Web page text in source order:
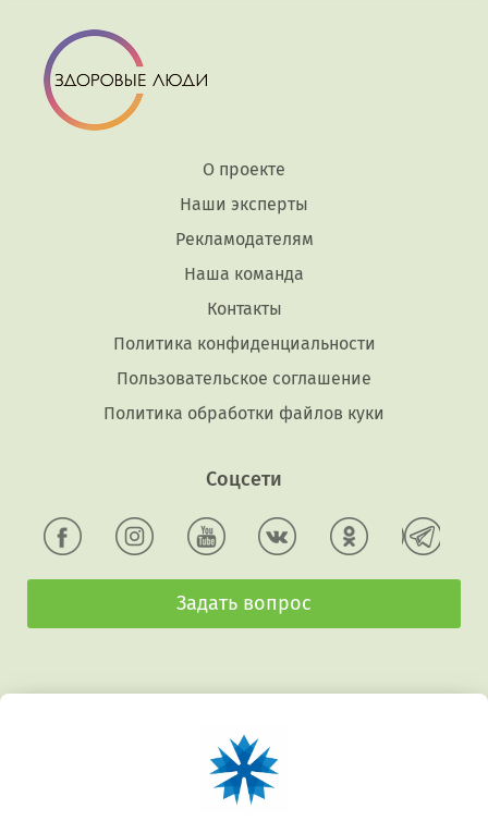
О проекте
Наши эксперты
Рекламодателям
Наша команда
Контакты
Политика конфиденциальности
Пользовательское соглашение
Политика обработки файлов куки
Соцсети
Задать вопрос